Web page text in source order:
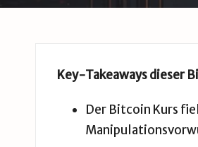
Key-Takeaways dieser
Der Bitcoin Kurs